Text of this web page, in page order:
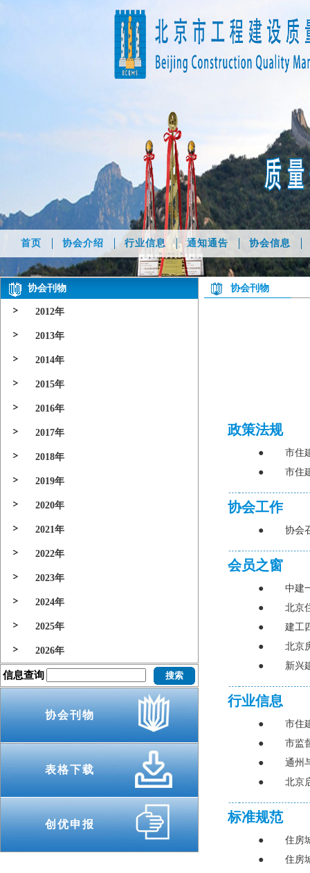
首页 协会介绍 行业信息 通知通告 协会信息
协会刊物
2012年
2013年
2014年
2015年
2016年
2017年
2018年
2019年
2020年
2021年
2022年
2023年
2024年
2025年
2026年
信息查询
协会刊物
表格下载
创优申报
协会刊物
政策法规
市住
●
市住
●
协会工作
协会
●
会员之窗
中建
●
北京
●
建工
●
北京
●
新兴
●
行业信息
市住
●
市监
●
通州
●
北京
●
标准规范
住房
●
住房
●